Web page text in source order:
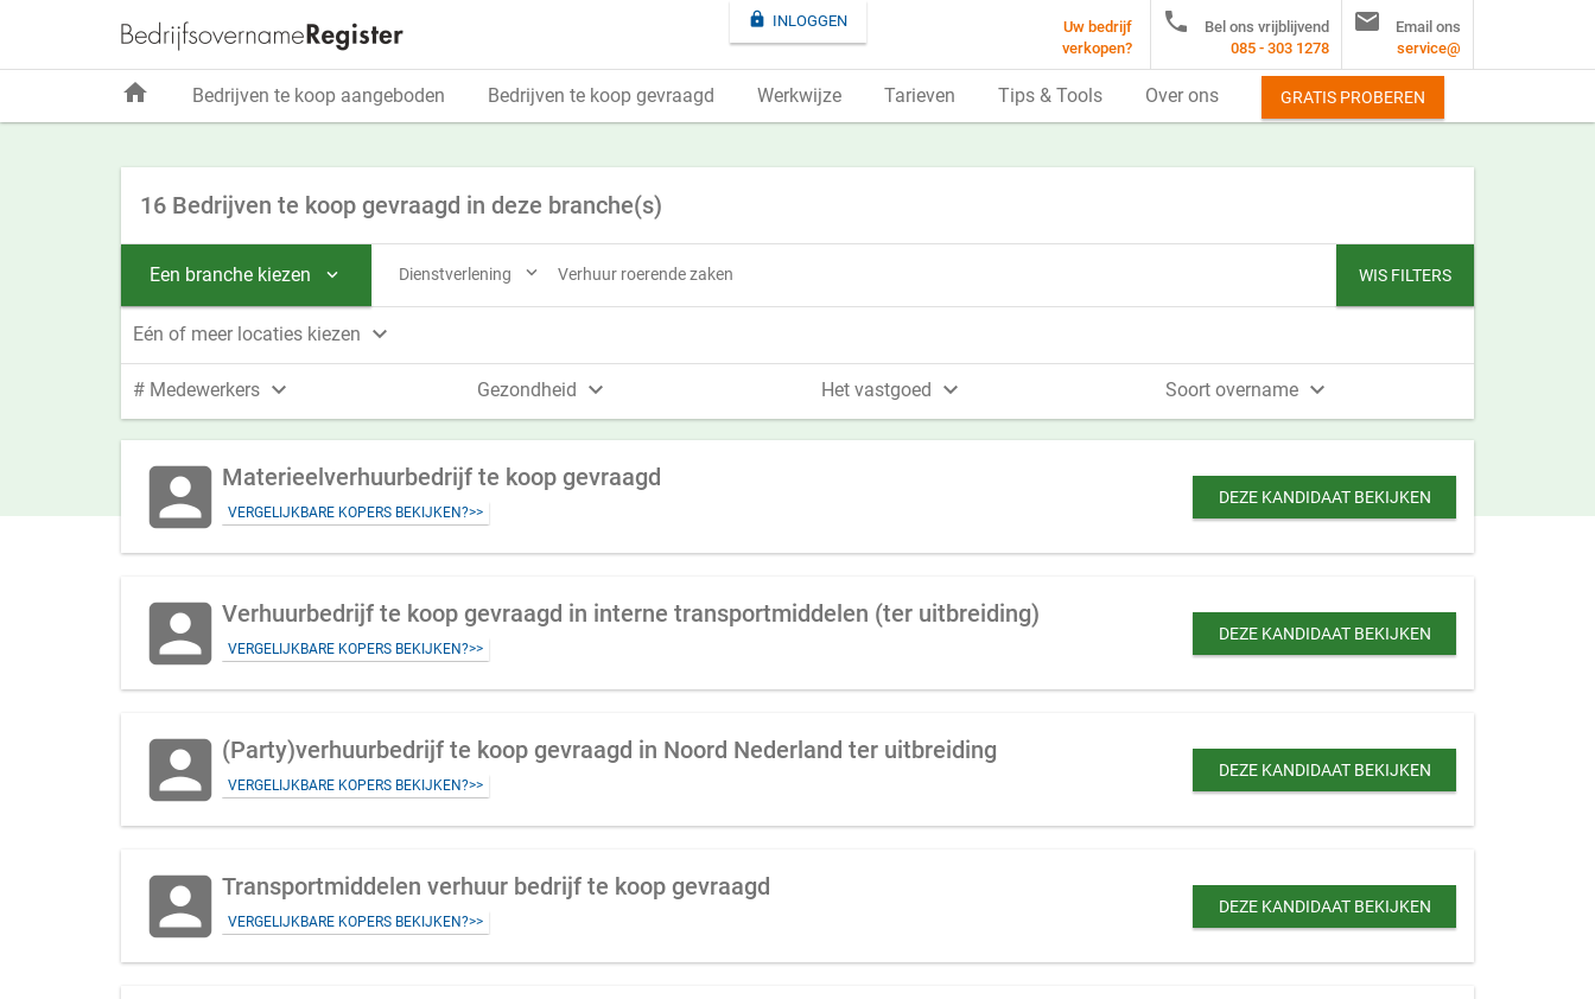
16 Bedrijven te koop gevraagd in deze branche(s)
Een branche kiezen  Dienstverlening  Verhuur roerende zaken
Eén of meer locaties kiezen 
# Medewerkers  Gezondheid  Het vastgoed  Soort overname 
WIS FILTERS
account_box Materieelverhuurbedrijf te koop gevraagd
VERGELIJKBARE KOPERS BEKIJKEN?>>
DEZE KANDIDAAT BEKIJKEN
account_box Verhuurbedrijf te koop gevraagd in interne transportmiddelen (ter uitbreiding)
VERGELIJKBARE KOPERS BEKIJKEN?>>
DEZE KANDIDAAT BEKIJKEN
account_box (Party)verhuurbedrijf te koop gevraagd in Noord Nederland ter uitbreiding
VERGELIJKBARE KOPERS BEKIJKEN?>>
DEZE KANDIDAAT BEKIJKEN
account_box Transportmiddelen verhuur bedrijf te koop gevraagd
VERGELIJKBARE KOPERS BEKIJKEN?>>
DEZE KANDIDAAT BEKIJKEN
 INLOGGEN
Uw bedrijf
verkopen?

Bel ons vrijblijvend
085 - 303 1278

Email ons
service@
home Bedrijven te koop aangeboden Bedrijven te koop gevraagd Werkwijze Tarieven Tips & Tools Over ons GRATIS PROBEREN